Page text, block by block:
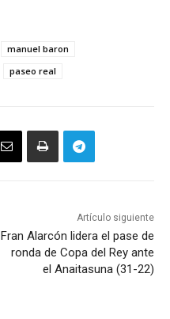
manuel baron
paseo real
Artículo siguiente
Fran Alarcón lidera el pase de
ronda de Copa del Rey ante
el Anaitasuna (31-22)